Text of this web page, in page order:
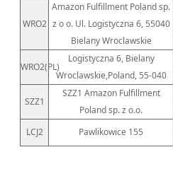
WRO2
Amazon Fulfillment Poland sp.
z o o. Ul. Logistyczna 6, 55040
Bielany Wroclawskie
WRO2(PL)
Logistyczna 6, Bielany
Wroclawskie,Poland, 55-040
SZZ1
SZZ1 Amazon Fulfillment
Poland sp. z o.o.
LCJ2 Pawlikowice 155